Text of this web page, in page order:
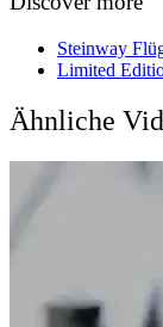
Steinway
Limited
Ähnliche